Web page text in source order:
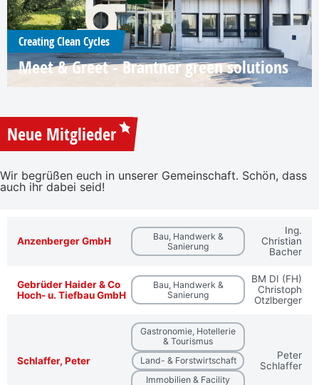
Creating Clean Cycles
Meet & Greet - Brantner green solutions
Neue Mitglieder
Wir begrüßen euch in unserer Gemeinschaft. Schön, dass
auch ihr dabei seid!
Anzenberger GmbH
Bau, Handwerk &
Sanierung
Ing.
Christian
Bacher
Gebrüder Haider & Co
Hoch- u. Tiefbau GmbH
Bau, Handwerk &
Sanierung
BM DI (FH)
Christoph
Otzlberger
Schlaffer, Peter
Gastronomie, Hotellerie
& Tourismus
Land- & Forstwirtschaft
Immobilien & Facility
Peter
Schlaffer